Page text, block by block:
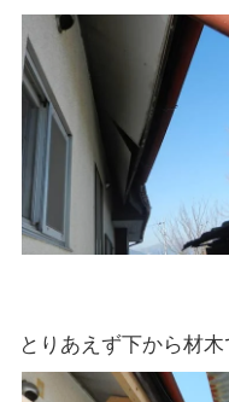
とりあえず下から材